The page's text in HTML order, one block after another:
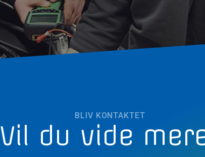
BLIV KONTAKTET
Vil du vide